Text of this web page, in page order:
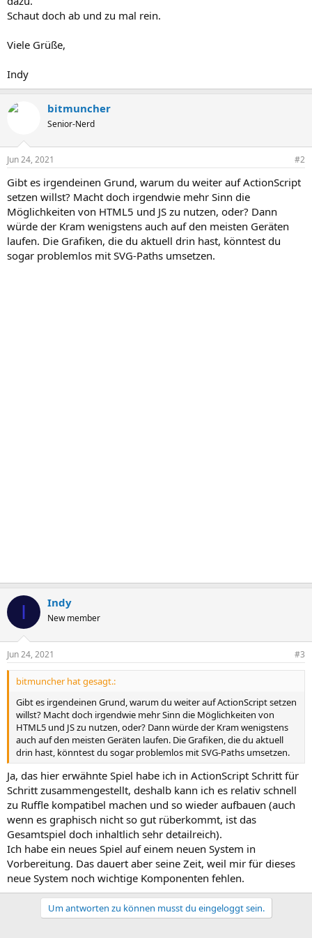
Schaut doch ab und zu mal rein.
Viele Grüße,
Indy
bitmuncher
Senior-Nerd
Jun 24, 2021 #2
Gibt es irgendeinen Grund, warum du weiter auf ActionScript
setzen willst? Macht doch irgendwie mehr Sinn die
Möglichkeiten von HTML5 und JS zu nutzen, oder? Dann
würde der Kram wenigstens auch auf den meisten Geräten
laufen. Die Grafiken, die du aktuell drin hast, könntest du
sogar problemlos mit SVG-Paths umsetzen.
I Indy
New member
Jun 24, 2021 #3
bitmuncher hat gesagt.:
Gibt es irgendeinen Grund, warum du weiter auf ActionScript setzen
willst? Macht doch irgendwie mehr Sinn die Möglichkeiten von
HTML5 und JS zu nutzen, oder? Dann würde der Kram wenigstens
auch auf den meisten Geräten laufen. Die Grafiken, die du aktuell
drin hast, könntest du sogar problemlos mit SVG-Paths umsetzen.
Ja, das hier erwähnte Spiel habe ich in ActionScript Schritt für
Schritt zusammengestellt, deshalb kann ich es relativ schnell
zu Ruffle kompatibel machen und so wieder aufbauen (auch
wenn es graphisch nicht so gut rüberkommt, ist das
Gesamtspiel doch inhaltlich sehr detailreich).
Ich habe ein neues Spiel auf einem neuen System in
Vorbereitung. Das dauert aber seine Zeit, weil mir für dieses
neue System noch wichtige Komponenten fehlen.
Um antworten zu können musst du eingeloggt sein.